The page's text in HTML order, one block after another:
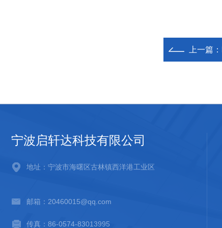
上一篇：
宁波启轩达科技有限公司
地址：宁波市海曙区古林镇西洋港工业区
邮箱：20460015@qq.com
传真：86-0574-83013995